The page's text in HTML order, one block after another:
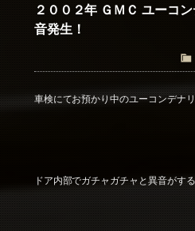
２００２年 ＧＭＣ ユーコ
音発生！
車検にてお預かり中のユーコンデナリ
ドア内部でガチャガチャと異音がする